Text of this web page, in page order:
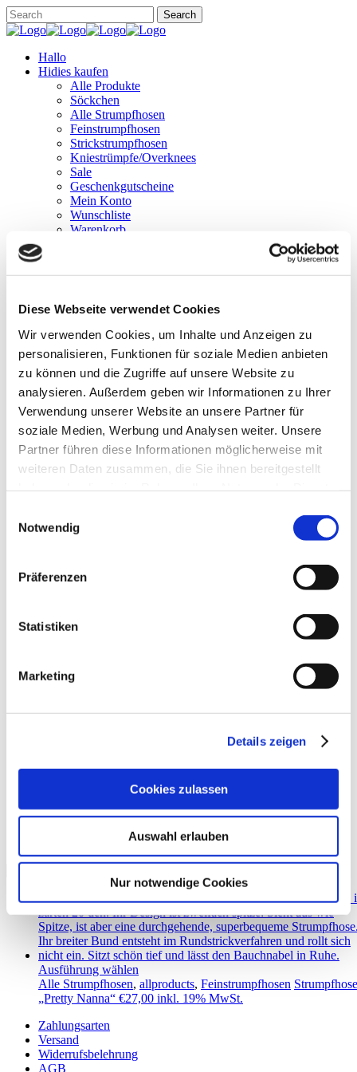
Diese Webseite verwendet Cookies
Wir verwenden Cookies, um Inhalte und Anzeigen zu
personalisieren, Funktionen für soziale Medien anbieten
zu können und die Zugriffe auf unsere Website zu
analysieren. Außerdem geben wir Informationen zu Ihrer
Verwendung unserer Website an unsere Partner für
soziale Medien, Werbung und Analysen weiter. Unsere
Partner führen diese Informationen möglicherweise mit
weiteren Daten zusammen, die Sie ihnen bereitgestellt
Notwendig
Präferenzen
Statistiken
Marketing
Details zeigen
Cookies zulassen
Auswahl erlauben
Nur notwendige Cookies
Hallo
Hidies kaufen
Alle Produkte
Söckchen
Alle Strumpfhosen
Feinstrumpfhosen
Strickstrumpfhosen
Kniestrümpfe/Overknees
Sale
Geschenkgutscheine
Mein Konto
Wunschliste
Warenkorb
Widerruf
Neuigkeiten
Söckchen
Strumpfhosen
Hallo
Hidies kaufen
Alle Produkte
Söckchen
Alle Strumpfhosen
Feinstrumpfhosen
Strickstrumpfhosen
Mein Konto
Kasse
Wissen
Showing the single result
Ausführung wählen
Alle Strumpfhosen, allproducts, Feinstrumpfhosen Strumpfhose
„Pretty Nanna“ €27,00 inkl. 19% MwSt.
Zahlungsarten
Versand
Widerrufsbelehrung
AGB